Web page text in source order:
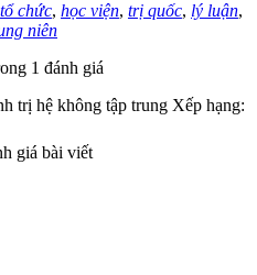
tổ chức, học viện, trị quốc, lý luận,
niên
1 đánh giá
trị hệ không tập trung Xếp hạng:
giá bài viết